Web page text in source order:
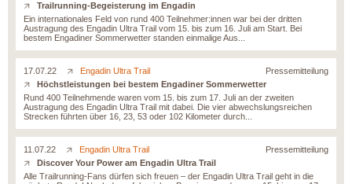
Trailrunning-Begeisterung im Engadin
Ein internationales Feld von rund 400 Teilnehmer:innen war bei der dritten
Austragung des Engadin Ultra Trail vom 15. bis zum 16. Juli am Start. Bei
bestem Engadiner Sommerwetter standen einmalige Aus...
17.07.22 Engadin Ultra Trail
Pressemitteilung
Höchstleistungen bei bestem Engadiner Sommerwetter
Rund 400 Teilnehmende waren vom 15. bis zum 17. Juli an der zweiten
Austragung des Engadin Ultra Trail mit dabei. Die vier abwechslungsreichen
Strecken führten über 16, 23, 53 oder 102 Kilometer durch...
11.07.22 Engadin Ultra Trail
Pressemitteilung
Discover Your Power am Engadin Ultra Trail
Alle Trailrunning-Fans dürfen sich freuen – der Engadin Ultra Trail geht in die